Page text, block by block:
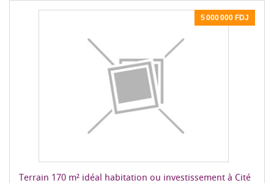
5 000 000 FDJ
Terrain 170 m² idéal habitation ou investissement à Cité